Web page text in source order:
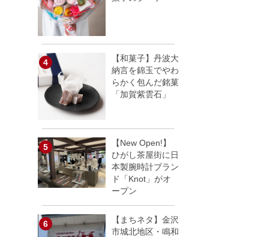
【和菓子】丹波大
納言を錦玉でやわ
らかく包んだ銘菓
「加賀紫雲石」
【New Open!】
ひがし茶屋街に日
本製腕時計ブラン
ド「Knot」がオ
ープン
【まちネタ】金沢
市城北地区・鳴和